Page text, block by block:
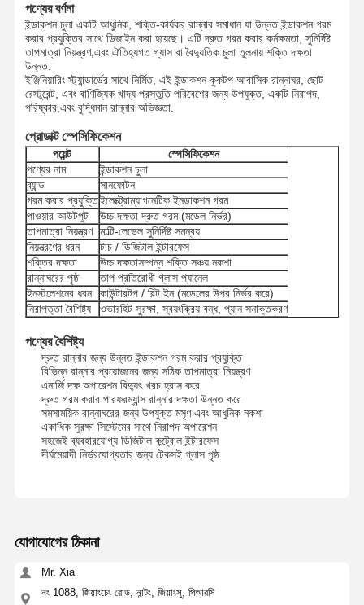
পণ্যের বর্ণনা
ইন্ডাকশন চুলা একটি আধুনিক, শক্তি-কার্যকর রান্নার সমাধান যা উন্নত ইন্ডাকশন গরম
করার প্রযুক্তির সাথে ডিজাইন করা হয়েছে। এটি দ্রুত গরম করার কর্মক্ষমতা, সুনির্দিষ্ট
তাপমাত্রা নিয়ন্ত্রণ,এবং ঐতিহ্যগত গ্যাস বা বৈদ্যুতিক চুলা তুলনায় শক্তি দক্ষতা
উন্নত.
ইঞ্জিনিয়ারিং স্ট্যান্ডার্ডের সাথে নির্মিত, এই ইন্ডাকশন কুকটপ আবাসিক রান্নাঘর, ছোট
রেস্টুরেন্ট, এবং বাণিজ্যিক খাদ্য প্রস্তুতি পরিবেশের জন্য উপযুক্ত, একটি নিরাপদ,
পরিষ্কার,এবং বুদ্ধিমান রান্নার অভিজ্ঞতা.
প্রোডাক্ট স্পেসিফিকেশন
পয়েন্ট
স্পেসিফিকেশন
পণ্যের নাম
ইন্ডাকশন চুলা
ব্র্যান্ড
সানফোটন
গরম করার প্রযুক্তিইলেক্ট্রোম্যাগনেটিক ইনডাকশন গরম
পাওয়ার আউটপুট
উচ্চ দক্ষতা দ্রুত গরম (মডেল নির্ভর)
তাপমাত্রা নিয়ন্ত্রণ মাল্টি-লেভেল সুনির্দিষ্ট সমন্বয়
নিয়ন্ত্রণের ধরন
টাচ / ডিজিটাল ইন্টারফেস
শক্তির দক্ষতা
উচ্চ দক্ষতাসম্পন্ন শক্তি সঞ্চয় নকশা
রান্নাঘরের পৃষ্ঠ
তাপ প্রতিরোধী গ্লাস প্যানেল
ইনস্টলেশনের ধরন
কাউন্টারটপ / বিল্ট ইন (মডেলের উপর নির্ভর করে)
নিরাপত্তা বৈশিষ্ট্য
ওভারহিট সুরক্ষা, স্বয়ংক্রিয় বন্ধ, প্যান সনাক্তকরণ
পণ্যের বৈশিষ্ট্য
দ্রুত রান্নার জন্য উন্নত ইন্ডাকশন গরম করার প্রযুক্তি
বিভিন্ন রান্নার প্রয়োজনের জন্য সঠিক তাপমাত্রা নিয়ন্ত্রণ
এনার্জি দক্ষ অপারেশন বিদ্যুৎ খরচ হ্রাস করে
দ্রুত গরম করার পারফরম্যান্স রান্নার দক্ষতা উন্নত করে
সমসাময়িক রান্নাঘরের জন্য উপযুক্ত মসৃণ এবং আধুনিক নকশা
একাধিক সুরক্ষা সিস্টেমের সাথে নিরাপদ অপারেশন
সহজেই ব্যবহারযোগ্য ডিজিটাল কন্ট্রোল ইন্টারফেস
দীর্ঘমেয়াদী নির্ভরযোগ্যতার জন্য টেকসই গ্লাস পৃষ্ঠ
যোগাযোগের ঠিকানা
Mr. Xia
নং 1088, জিয়াংচেং রোড, নান্টং, জিয়াংসু, পিআরসি